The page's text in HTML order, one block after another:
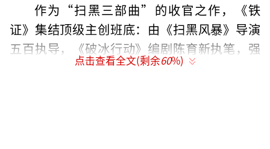
作为“扫黑三部曲”的收官之作，《铁
证》集结顶级主创班底：由《扫黑风暴》导演
五百执导，《破冰行动》编剧陈育新执笔，强
强联手打造硬核刑侦叙事。剧情跨越2008年到2
点击查看全文(剩余60%)